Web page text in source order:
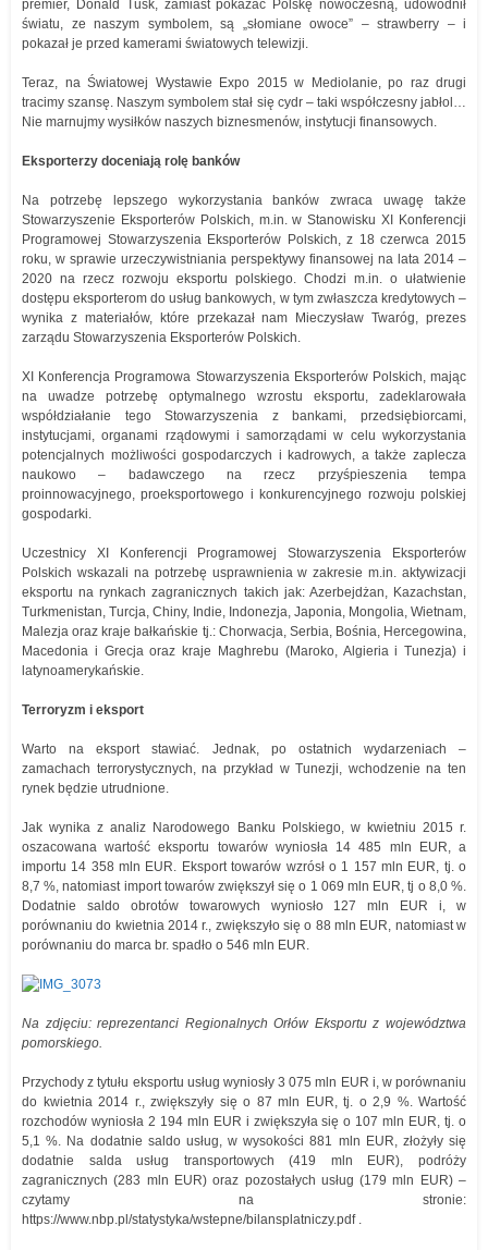
premier, Donald Tusk, zamiast pokazać Polskę nowoczesną, udowodnił
światu, ze naszym symbolem, są „słomiane owoce” – strawberry – i
pokazał je przed kamerami światowych telewizji.
Teraz, na Światowej Wystawie Expo 2015 w Mediolanie, po raz drugi
tracimy szansę. Naszym symbolem stał się cydr – taki współczesny jabłol…
Nie marnujmy wysiłków naszych biznesmenów, instytucji finansowych.
Eksporterzy doceniają rolę banków
Na potrzebę lepszego wykorzystania banków zwraca uwagę także
Stowarzyszenie Eksporterów Polskich, m.in. w Stanowisku XI Konferencji
Programowej Stowarzyszenia Eksporterów Polskich, z 18 czerwca 2015
roku, w sprawie urzeczywistniania perspektywy finansowej na lata 2014 –
2020 na rzecz rozwoju eksportu polskiego. Chodzi m.in. o ułatwienie
dostępu eksporterom do usług bankowych, w tym zwłaszcza kredytowych –
wynika z materiałów, które przekazał nam Mieczysław Twaróg, prezes
zarządu Stowarzyszenia Eksporterów Polskich.
XI Konferencja Programowa Stowarzyszenia Eksporterów Polskich, mając
na uwadze potrzebę optymalnego wzrostu eksportu, zadeklarowała
współdziałanie tego Stowarzyszenia z bankami, przedsiębiorcami,
instytucjami, organami rządowymi i samorządami w celu wykorzystania
potencjalnych możliwości gospodarczych i kadrowych, a także zaplecza
naukowo – badawczego na rzecz przyśpieszenia tempa
proinnowacyjnego, proeksportowego i konkurencyjnego rozwoju polskiej
gospodarki.
Uczestnicy XI Konferencji Programowej Stowarzyszenia Eksporterów
Polskich wskazali na potrzebę usprawnienia w zakresie m.in. aktywizacji
eksportu na rynkach zagranicznych takich jak: Azerbejdżan, Kazachstan,
Turkmenistan, Turcja, Chiny, Indie, Indonezja, Japonia, Mongolia, Wietnam,
Malezja oraz kraje bałkańskie tj.: Chorwacja, Serbia, Bośnia, Hercegowina,
Macedonia i Grecja oraz kraje Maghrebu (Maroko, Algieria i Tunezja) i
latynoamerykańskie.
Terroryzm i eksport
Warto na eksport stawiać. Jednak, po ostatnich wydarzeniach –
zamachach terrorystycznych, na przykład w Tunezji, wchodzenie na ten
rynek będzie utrudnione.
Jak wynika z analiz Narodowego Banku Polskiego, w kwietniu 2015 r.
oszacowana wartość eksportu towarów wyniosła 14 485 mln EUR, a
importu 14 358 mln EUR. Eksport towarów wzrósł o 1 157 mln EUR, tj. o
8,7 %, natomiast import towarów zwiększył się o 1 069 mln EUR, tj o 8,0 %.
Dodatnie saldo obrotów towarowych wyniosło 127 mln EUR i, w
porównaniu do kwietnia 2014 r., zwiększyło się o 88 mln EUR, natomiast w
porównaniu do marca br. spadło o 546 mln EUR.
Na zdjęciu: reprezentanci Regionalnych Orłów Eksportu z województwa
pomorskiego.
Przychody z tytułu eksportu usług wyniosły 3 075 mln EUR i, w porównaniu
do kwietnia 2014 r., zwiększyły się o 87 mln EUR, tj. o 2,9 %. Wartość
rozchodów wyniosła 2 194 mln EUR i zwiększyła się o 107 mln EUR, tj. o
5,1 %. Na dodatnie saldo usług, w wysokości 881 mln EUR, złożyły się
dodatnie salda usług transportowych (419 mln EUR), podróży
zagranicznych (283 mln EUR) oraz pozostałych usług (179 mln EUR) –
czytamy na stronie:
https://www.nbp.pl/statystyka/wstepne/bilansplatniczy.pdf .